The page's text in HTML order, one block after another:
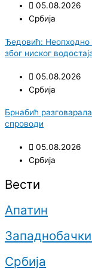
05.08.2026
Србија
Ђедовић: Неопходно
због ниског
05.08.2026
Србија
Брнабић
спроводи
05.08.2026
Србија
Вести
Апатин
Србија